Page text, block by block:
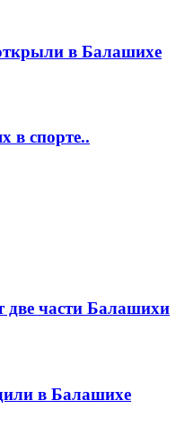
в Балашихе
в спорте..
две части Балашихи
в Балашихе